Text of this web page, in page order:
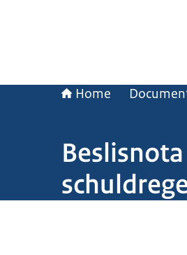
Home